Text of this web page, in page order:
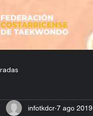
infotkdcr 7 ago 2019